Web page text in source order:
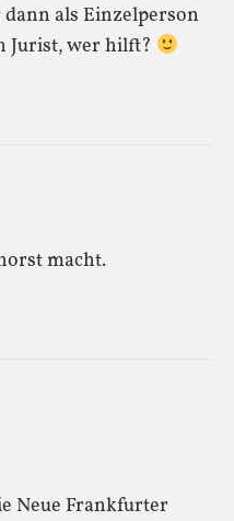
als Einzelperson
Jurist, wer hilft?
macht.
Neue Frankfurter